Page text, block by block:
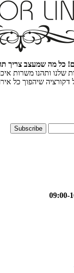
שמעצב צריך תחת
משרות איכותי
שיהפוך כל אירוע
Subscribe